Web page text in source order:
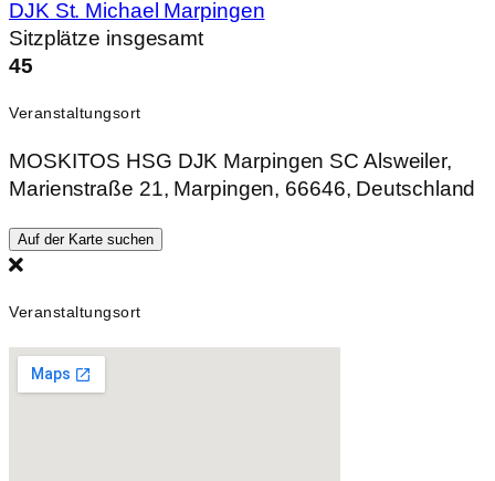
DJK St. Michael Marpingen
Sitzplätze insgesamt
45
Veranstaltungsort
MOSKITOS HSG DJK Marpingen SC Alsweiler,
Marienstraße 21, Marpingen, 66646, Deutschland
Auf der Karte suchen
Veranstaltungsort